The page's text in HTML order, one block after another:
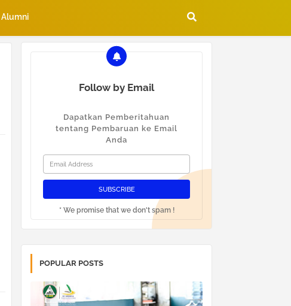
Alumni
Follow by Email
Dapatkan Pemberitahuan
tentang Pembaruan ke Email
Anda
* We promise that we don't spam !
POPULAR POSTS